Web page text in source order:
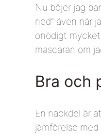
Nu böjer jag
ned” även när
onödigt
mascaran om
Bra och
En nackdel är
jämförelse